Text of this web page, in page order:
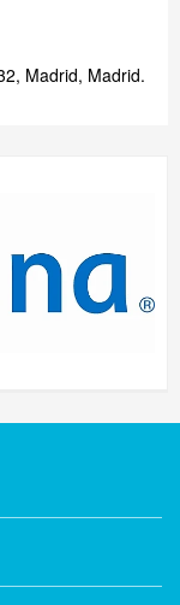
Madrid, Madrid.